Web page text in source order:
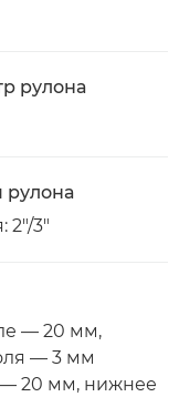
рулона
рулона
2"/3"
— 20 мм,
— 3 мм
— 20 мм, нижнее